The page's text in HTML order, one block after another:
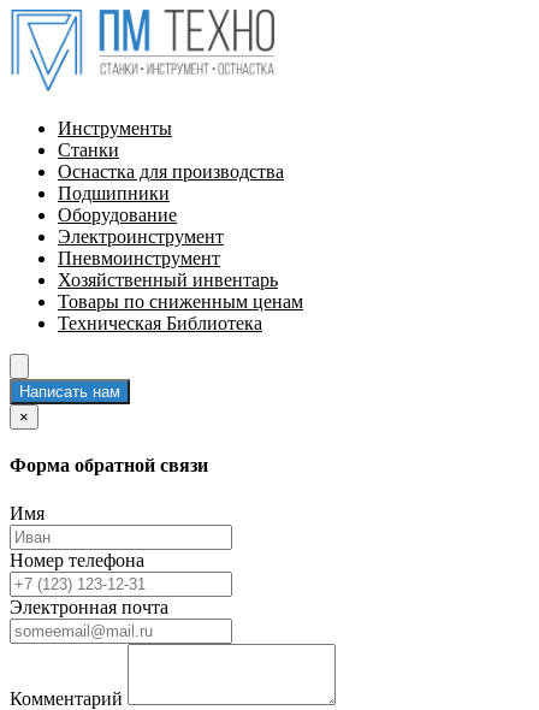
Инструменты
Станки
Оснастка для производства
Подшипники
Оборудование
Электроинструмент
Пневмоинструмент
Хозяйственный инвентарь
Товары по сниженным ценам
Техническая Библиотека
Написать нам
×
Форма обратной связи
Имя
Номер телефона
Электронная почта
Комментарий